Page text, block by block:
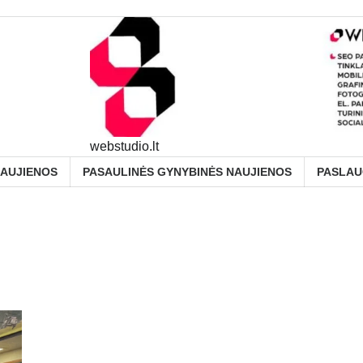
webstudio.lt
PASAULINĖS GYNYBINĖS NAUJIENOS